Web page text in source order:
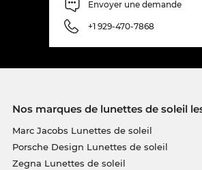
Envoyer une demande
+1 929-470-7868
Nos marques de lunettes de soleil
Marc Jacobs Lunettes de soleil
Porsche Design Lunettes de soleil
Zegna Lunettes de soleil